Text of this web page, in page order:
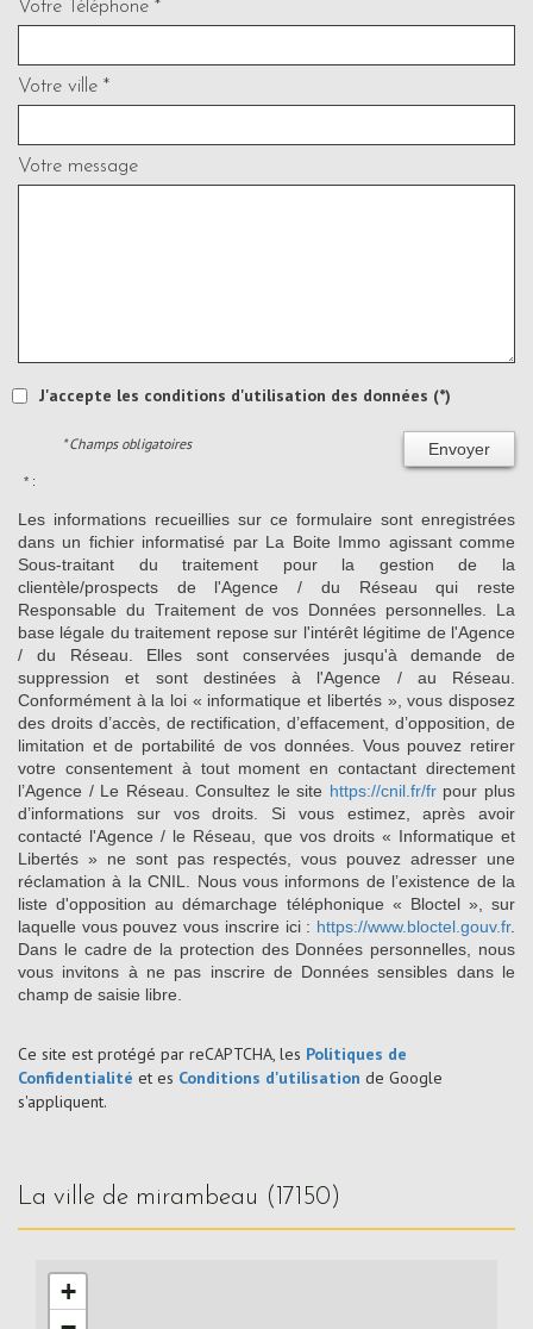
Votre Téléphone *
Votre ville *
Votre message
J'accepte les conditions d'utilisation des données (*)
Envoyer
* Champs obligatoires
* :
Les informations recueillies sur ce formulaire sont enregistrées
dans un fichier informatisé par La Boite Immo agissant comme
Sous-traitant du traitement pour la gestion de la
clientèle/prospects de l'Agence / du Réseau qui reste
Responsable du Traitement de vos Données personnelles. La
base légale du traitement repose sur l'intérêt légitime de l'Agence
/ du Réseau. Elles sont conservées jusqu'à demande de
suppression et sont destinées à l'Agence / au Réseau.
Conformément à la loi « informatique et libertés », vous disposez
des droits d’accès, de rectification, d’effacement, d’opposition, de
limitation et de portabilité de vos données. Vous pouvez retirer
votre consentement à tout moment en contactant directement
l’Agence / Le Réseau. Consultez le site https://cnil.fr/frpour plus
d’informations sur vos droits. Si vous estimez, après avoir
contacté l'Agence / le Réseau, que vos droits « Informatique et
Libertés » ne sont pas respectés, vous pouvez adresser une
réclamation à la CNIL. Nous vous informons de l’existence de la
liste d'opposition au démarchage téléphonique « Bloctel », sur
laquelle vous pouvez vous inscrire ici : https://www.bloctel.gouv.fr.
Dans le cadre de la protection des Données personnelles, nous
vous invitons à ne pas inscrire de Données sensibles dans le
champ de saisie libre.
Ce site est protégé par reCAPTCHA, les Politiques de
Confidentialité et es Conditions d'utilisation de Google
s'appliquent.
la ville de mirambeau (17150)
+